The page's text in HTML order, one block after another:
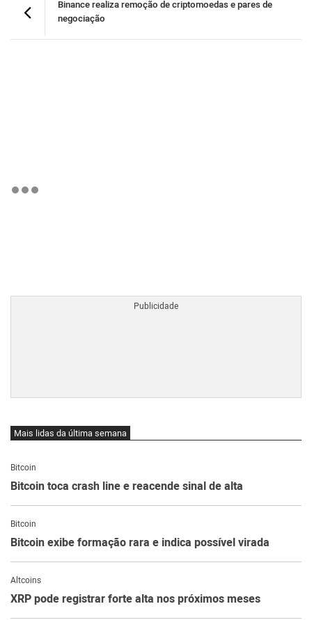
Binance realiza remoção de criptomoedas e pares de
negociação
Mais lidas da última semana
Bitcoin
Bitcoin toca crash line e reacende sinal de alta
Bitcoin
Bitcoin exibe formação rara e indica possível virada
Altcoins
XRP pode registrar forte alta nos próximos meses